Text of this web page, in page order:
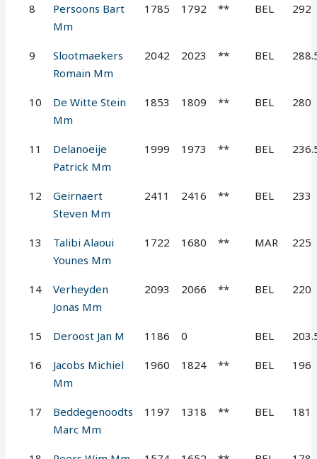
8
Persoons Bart
Mm
1785 1792 ** BEL 292
9
Slootmaekers
Romain Mm
2042 2023 ** BEL
10
De Witte Stein
Mm
1853 1809 ** BEL 280
11
Delanoeije
Patrick Mm
1999 1973 ** BEL
12
Geirnaert
Steven Mm
2411 2416 ** BEL 233
13
Talibi Alaoui
Younes Mm
1722 1680 ** MAR 225
14
Verheyden
Jonas Mm
2093 2066 ** BEL 220
15 Deroost Jan M 1186 0 BEL
16
Jacobs Michiel
Mm
1960 1824 ** BEL 196
17
Beddegenoodts
Marc Mm
1197 1318 ** BEL 181